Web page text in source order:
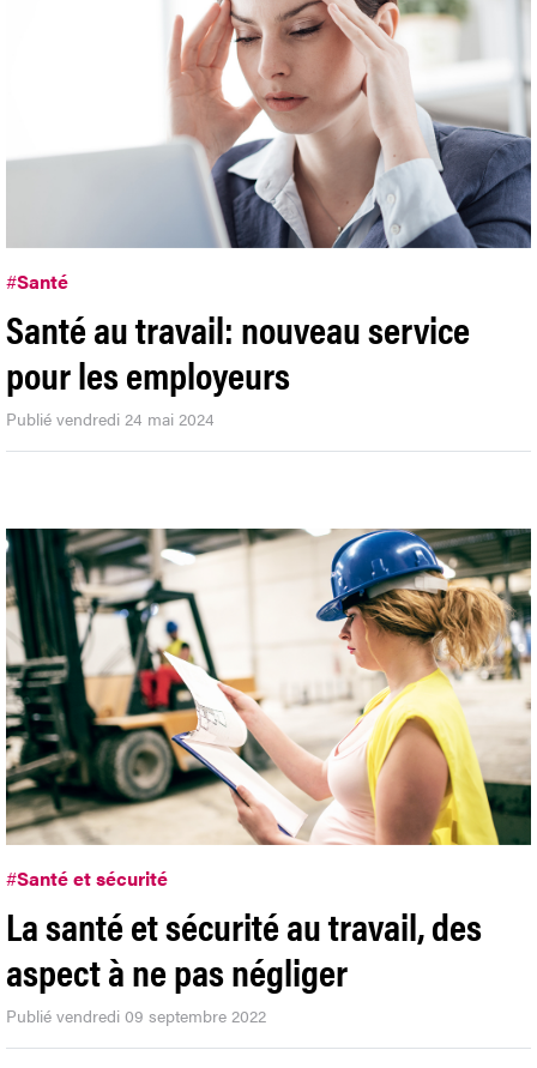
#Santé
Santé au travail: nouveau service
pour les employeurs
Publié vendredi 24 mai 2024
#Santé et sécurité
La santé et sécurité au travail, des
aspect à ne pas négliger
Publié vendredi 09 septembre 2022